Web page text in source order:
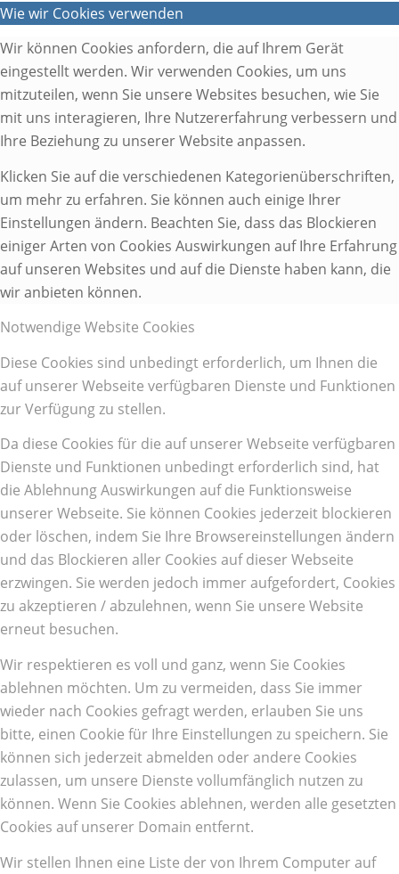
Wie wir Cookies verwenden
Wir können Cookies anfordern, die auf Ihrem Gerät
eingestellt werden. Wir verwenden Cookies, um uns
mitzuteilen, wenn Sie unsere Websites besuchen, wie Sie
mit uns interagieren, Ihre Nutzererfahrung verbessern und
Ihre Beziehung zu unserer Website anpassen.
Klicken Sie auf die verschiedenen Kategorienüberschriften,
um mehr zu erfahren. Sie können auch einige Ihrer
Einstellungen ändern. Beachten Sie, dass das Blockieren
einiger Arten von Cookies Auswirkungen auf Ihre Erfahrung
auf unseren Websites und auf die Dienste haben kann, die
wir anbieten können.
Notwendige Website Cookies
Diese Cookies sind unbedingt erforderlich, um Ihnen die
auf unserer Webseite verfügbaren Dienste und Funktionen
zur Verfügung zu stellen.
Da diese Cookies für die auf unserer Webseite verfügbaren
Dienste und Funktionen unbedingt erforderlich sind, hat
die Ablehnung Auswirkungen auf die Funktionsweise
unserer Webseite. Sie können Cookies jederzeit blockieren
oder löschen, indem Sie Ihre Browsereinstellungen ändern
und das Blockieren aller Cookies auf dieser Webseite
erzwingen. Sie werden jedoch immer aufgefordert, Cookies
zu akzeptieren / abzulehnen, wenn Sie unsere Website
erneut besuchen.
Wir respektieren es voll und ganz, wenn Sie Cookies
ablehnen möchten. Um zu vermeiden, dass Sie immer
wieder nach Cookies gefragt werden, erlauben Sie uns
bitte, einen Cookie für Ihre Einstellungen zu speichern. Sie
können sich jederzeit abmelden oder andere Cookies
zulassen, um unsere Dienste vollumfänglich nutzen zu
können. Wenn Sie Cookies ablehnen, werden alle gesetzten
Cookies auf unserer Domain entfernt.
Wir stellen Ihnen eine Liste der von Ihrem Computer auf